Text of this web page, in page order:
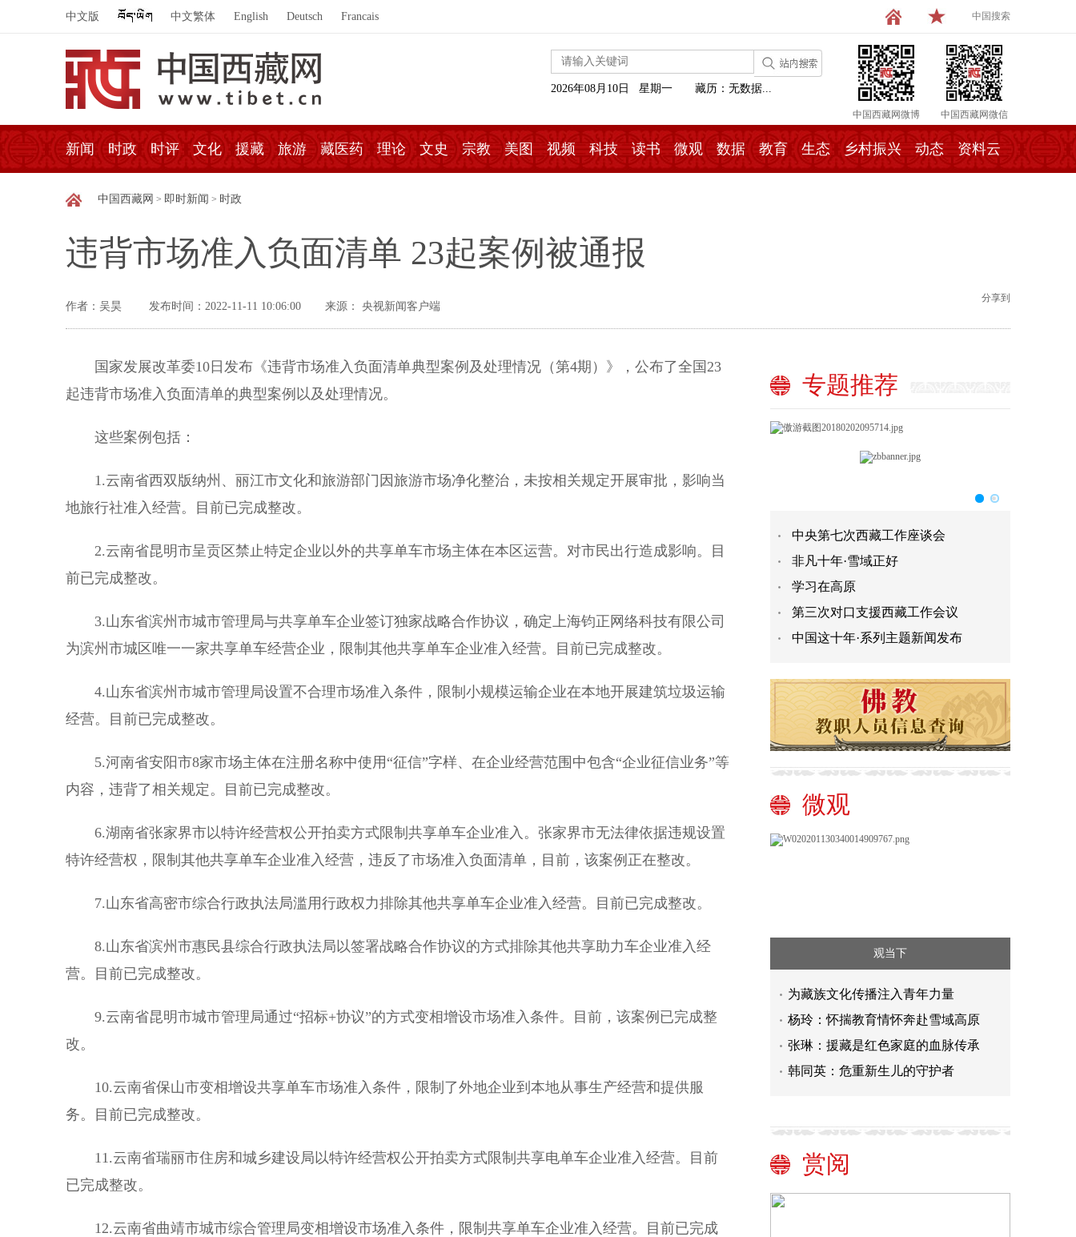
中文版 中文繁体 English Deutsch Francais 中国搜索
中国西藏网微博 中国西藏网微信
2026年08月10日 星期一 藏历：无数据...
新闻 时政 时评 文化 援藏 旅游 藏医药 理论 文史 宗教 美图 视频 科技 读书 微观 数据 教育 生态 乡村振兴 动态 资料云
中国西藏网 > 即时新闻 > 时政
违背市场准入负面清单 23起案例被通报
作者：吴昊 发布时间：2022-11-11 10:06:00 来源： 央视新闻客户端
分享到
国家发展改革委10日发布《违背市场准入负面清单典型案例及处理情况（第4期）》，公布了全国23
起违背市场准入负面清单的典型案例以及处理情况。
这些案例包括：
1.云南省西双版纳州、丽江市文化和旅游部门因旅游市场净化整治，未按相关规定开展审批，影响当
地旅行社准入经营。目前已完成整改。
2.云南省昆明市呈贡区禁止特定企业以外的共享单车市场主体在本区运营。对市民出行造成影响。目
前已完成整改。
3.山东省滨州市城市管理局与共享单车企业签订独家战略合作协议，确定上海钧正网络科技有限公司
为滨州市城区唯一一家共享单车经营企业，限制其他共享单车企业准入经营。目前已完成整改。
4.山东省滨州市城市管理局设置不合理市场准入条件，限制小规模运输企业在本地开展建筑垃圾运输
经营。目前已完成整改。
5.河南省安阳市8家市场主体在注册名称中使用“征信”字样、在企业经营范围中包含“企业征信业务”等
内容，违背了相关规定。目前已完成整改。
6.湖南省张家界市以特许经营权公开拍卖方式限制共享单车企业准入。张家界市无法律依据违规设置
特许经营权，限制其他共享单车企业准入经营，违反了市场准入负面清单，目前，该案例正在整改。
7.山东省高密市综合行政执法局滥用行政权力排除其他共享单车企业准入经营。目前已完成整改。
8.山东省滨州市惠民县综合行政执法局以签署战略合作协议的方式排除其他共享助力车企业准入经
营。目前已完成整改。
9.云南省昆明市城市管理局通过“招标+协议”的方式变相增设市场准入条件。目前，该案例已完成整
改。
10.云南省保山市变相增设共享单车市场准入条件，限制了外地企业到本地从事生产经营和提供服
务。目前已完成整改。
11.云南省瑞丽市住房和城乡建设局以特许经营权公开拍卖方式限制共享电单车企业准入经营。目前
已完成整改。
12.云南省曲靖市城市综合管理局变相增设市场准入条件，限制共享单车企业准入经营。目前已完成
专题推荐
中央第七次西藏工作座谈会
非凡十年·雪域正好
学习在高原
第三次对口支援西藏工作会议
中国这十年·系列主题新闻发布
微观
观当下
为藏族文化传播注入青年力量
杨玲：怀揣教育情怀奔赴雪域高原
张琳：援藏是红色家庭的血脉传承
韩同英：危重新生儿的守护者
赏阅